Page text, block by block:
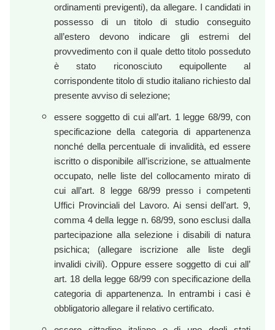
ordinamenti previgenti), da allegare. I candidati in
possesso di un titolo di studio conseguito
all’estero devono indicare gli estremi del
provvedimento con il quale detto titolo posseduto
è stato riconosciuto equipollente al
corrispondente titolo di studio italiano richiesto dal
presente avviso di selezione;
essere soggetto di cui all’art. 1 legge 68/99, con
specificazione della categoria di appartenenza
nonché della percentuale di invalidità, ed essere
iscritto o disponibile all’iscrizione, se attualmente
occupato, nelle liste del collocamento mirato di
cui all’art. 8 legge 68/99 presso i competenti
Uffici Provinciali del Lavoro. Ai sensi dell’art. 9,
comma 4 della legge n. 68/99, sono esclusi dalla
partecipazione alla selezione i disabili di natura
psichica; (allegare iscrizione alle liste degli
invalidi civili). Oppure essere soggetto di cui all’
art. 18 della legge 68/99 con specificazione della
categoria di appartenenza. In entrambi i casi è
obbligatorio allegare il relativo certificato.